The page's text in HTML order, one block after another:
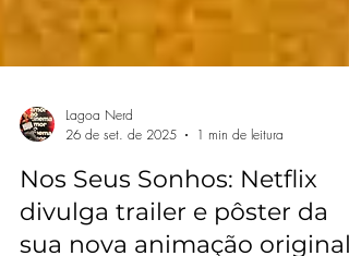
Lagoa Nerd
26 de set. de 2025
Nos Seus Sonhos: Netflix